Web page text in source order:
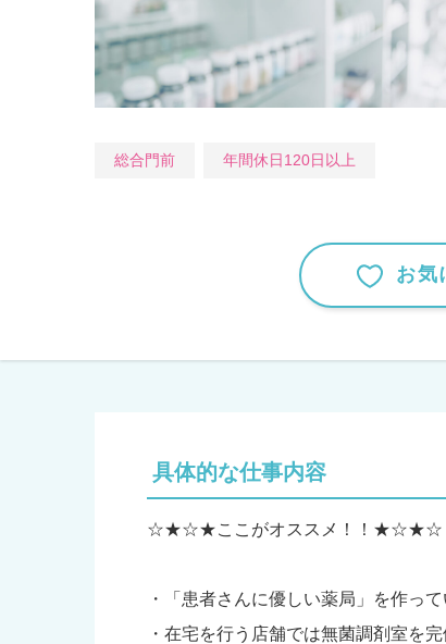
総合門前 年間休日120日以上
お気
具体的な仕事内容
☆★☆★ここがオススメ！！★☆★☆
・「患者さんに優しい薬局」を作っ
・在宅を行う店舗では無菌調剤室を完